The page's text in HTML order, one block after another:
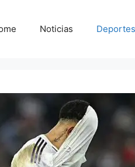
Noticias Deportes